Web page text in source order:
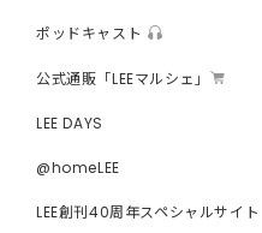
ポッドキャスト
公式通販「LEEマルシェ」
LEE DAYS
@homeLEE
LEE創刊40周年スペシャルサイト